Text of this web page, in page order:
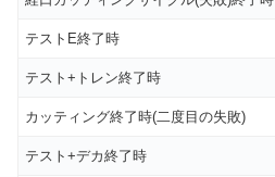
テストE終了時
テスト+トレン終了時
カッティング終了時(二度目の失敗)
テスト+デカ終了時